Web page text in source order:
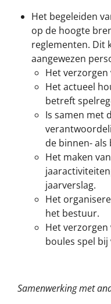
Het begeleiden
op de hoogte
reglementen. Dit
aangewezen
Het
Het actueel
betreft
Is samen met
de binnen-
Het maken
jaarverslag.
Het
het bestuur.
Het verzorgen
boules spel
Samenwerking met